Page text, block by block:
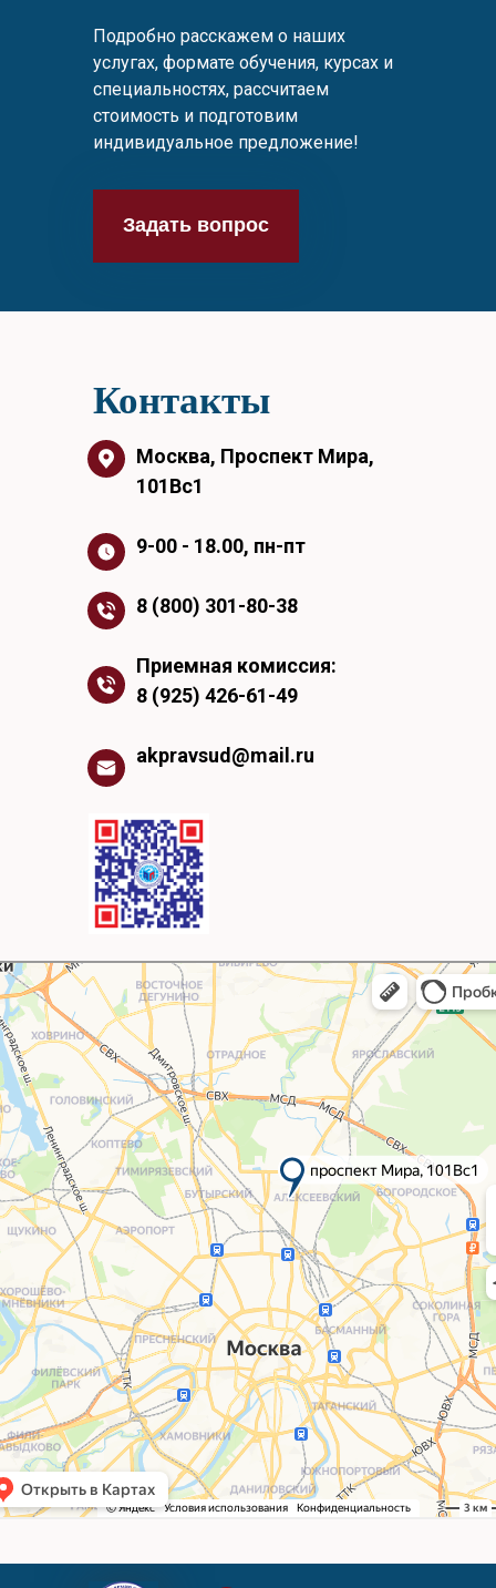
Подробно расскажем о наших
услугах, формате обучения, курсах и
специальностях, рассчитаем
стоимость и подготовим
индивидуальное предложение!
Задать вопрос
Москва, Проспект Мира,
101Вс1
9-00 - 18.00, пн-пт
8 (800) 301-80-38
Приемная комиссия:
8 (925) 426-61-49
akpravsud@mail.ru
Контакты
Карты — транспорт, навигация, поиск мест